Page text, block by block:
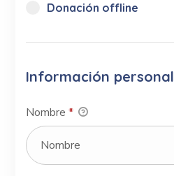
Donación offline
Información personal
Nombre*